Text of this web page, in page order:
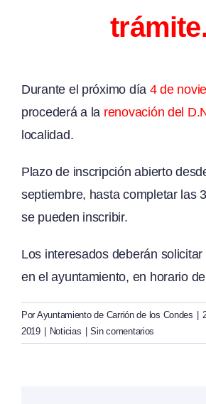
Durante el próximo día 4 de
procederá a la renovación del
localidad.
Plazo de inscripción abierto
septiembre, hasta completar las
se pueden inscribir.
Los interesados deberán
en el ayuntamiento, en horario
Por Ayuntamiento de Carrión de los Condes
2019
Noticias Sin comentarios